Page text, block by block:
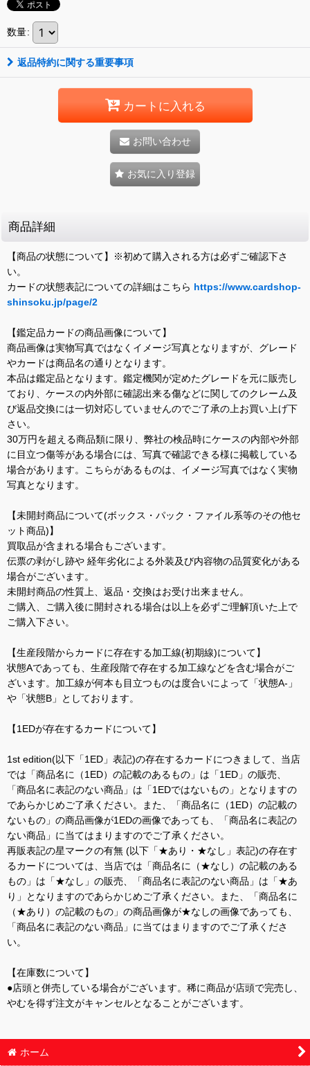
数量:
返品特約に関する重要事項
カートに入れる
お問い合わせ
お気に入り登録
商品詳細
【商品の状態について】※初めて購入される方は必ずご確認下さ
い。
カードの状態表記についての詳細はこちら https://www.cardshop-
shinsoku.jp/page/2
【鑑定品カードの商品画像について】
商品画像は実物写真ではなくイメージ写真となりますが、グレード
やカードは商品名の通りとなります。
本品は鑑定品となります。鑑定機関が定めたグレードを元に販売し
ており、ケースの内外部に確認出来る傷などに関してのクレーム及
び返品交換には一切対応していませんのでご了承の上お買い上げ下
さい。
30万円を超える商品類に限り、弊社の検品時にケースの内部や外部
に目立つ傷等がある場合には、写真で確認できる様に掲載している
場合があります。こちらがあるものは、イメージ写真ではなく実物
写真となります。
【未開封商品について(ボックス・パック・ファイル系等のその他セ
ット商品)】
買取品が含まれる場合もございます。
伝票の剥がし跡や 経年劣化による外装及び内容物の品質変化がある
場合がございます。
未開封商品の性質上、返品・交換はお受け出来ません。
ご購入、ご購入後に開封される場合は以上を必ずご理解頂いた上で
ご購入下さい。
【生産段階からカードに存在する加工線(初期線)について】
状態Aであっても、生産段階で存在する加工線などを含む場合がご
ざいます。加工線が何本も目立つものは度合いによって「状態A-」
や「状態B」としております。
【1EDが存在するカードについて】
1st edition(以下「1ED」表記)の存在するカードにつきまして、当店
では「商品名に（1ED）の記載のあるもの」は「1ED」の販売、
「商品名に表記のない商品」は「1EDではないもの」となりますの
であらかじめご了承ください。また、「商品名に（1ED）の記載の
ないもの」の商品画像が1EDの画像であっても、「商品名に表記の
ない商品」に当てはまりますのでご了承ください。
再販表記の星マークの有無 (以下「★あり・★なし」表記)の存在す
るカードについては、当店では「商品名に（★なし）の記載のある
もの」は「★なし」の販売、「商品名に表記のない商品」は「★あ
り」となりますのであらかじめご了承ください。また、「商品名に
（★あり）の記載のもの」の商品画像が★なしの画像であっても、
「商品名に表記のない商品」に当てはまりますのでご了承くださ
い。
【在庫数について】
●店頭と併売している場合がございます。稀に商品が店頭で完売し、
やむを得ず注文がキャンセルとなることがございます。
ホーム